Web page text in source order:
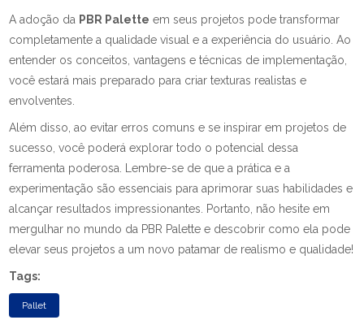
A adoção da PBR Palette em seus projetos pode transformar
completamente a qualidade visual e a experiência do usuário. Ao
entender os conceitos, vantagens e técnicas de implementação,
você estará mais preparado para criar texturas realistas e
envolventes.
Além disso, ao evitar erros comuns e se inspirar em projetos de
sucesso, você poderá explorar todo o potencial dessa
ferramenta poderosa. Lembre-se de que a prática e a
experimentação são essenciais para aprimorar suas habilidades e
alcançar resultados impressionantes. Portanto, não hesite em
mergulhar no mundo da PBR Palette e descobrir como ela pode
elevar seus projetos a um novo patamar de realismo e qualidade!
Tags:
Pallet